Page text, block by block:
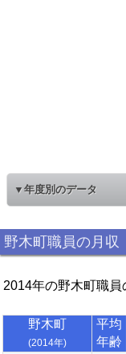
▼年度別のデータ
野木町職員の月収
2014年の野木町職員
野木町
(2014年)
平均
年齢